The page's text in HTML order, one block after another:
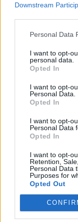
Downstream
Personal Data
I want to opt-
personal data.
Opted In
I want to opt-
Personal Data.
Opted In
I want to opt-
Personal Data
Opted In
I want to opt-
Retention,
Personal Data
Purposes for
Opted Out
Últimos artículos